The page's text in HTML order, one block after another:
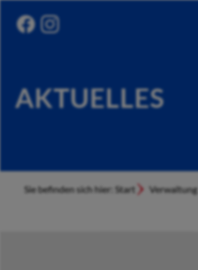
AKTUELLES
Sie befinden sich hier: Start Verwaltung